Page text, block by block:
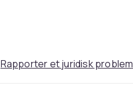
Rapporter et juridisk problem